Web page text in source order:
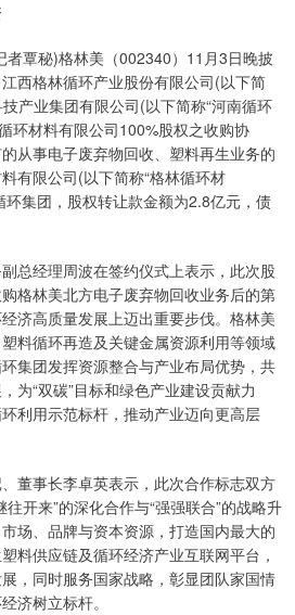
覃秘)格林美（002340）11月3日晚披
西格林循环产业股份有限公司(以下简
产业集团有限公司(以下简称“河南循环
环材料有限公司100%股权之收购协
从事电子废弃物回收、塑料再生业务的
有限公司(以下简称“格林循环材
环集团，股权转让款金额为2.8亿元，债
经理周波在签约仪式上表示，此次股
格林美北方电子废弃物回收业务后的第
济高质量发展上迈出重要步伐。格林美
料循环再造及关键金属资源利用等领域
集团发挥资源整合与产业布局优势，共
为“双碳”目标和绿色产业建设贡献力
利用示范标杆，推动产业迈向更高层
事长李卓英表示，此次合作标志双方
开来”的深化合作与“强强联合”的战略升
场、品牌与资本资源，打造国内最大的
料供应链及循环经济产业互联网平台，
，同时服务国家战略，彰显团队家国情
济树立标杆。